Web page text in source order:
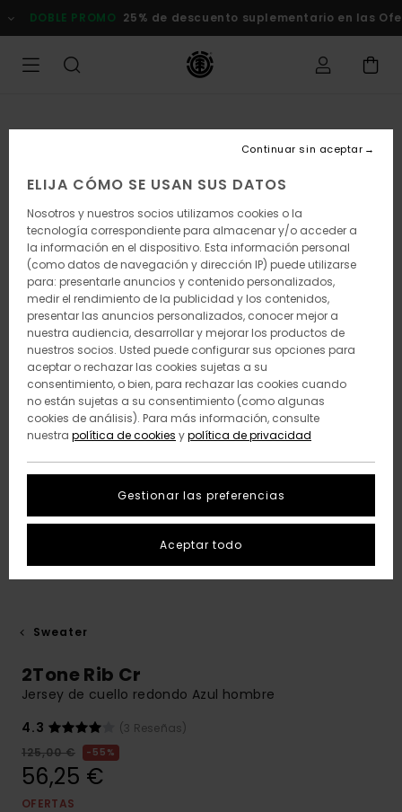
la
DOBLE PROMO 25% de descuento suplementario en las
Sweater
2Tone Rib Cr
Jersey de cuello redondo Azul hombre
4.3
(3 Reseñas)
125,00 €
55%
56,25 €
OFERTAS
ELIJA CÓMO SE USAN SUS DATOS
Nosotros y nuestros socios utilizamos cookies o la
tecnología correspondiente para almacenar y/o acceder a
la información en el dispositivo. Esta información personal
(como datos de navegación y dirección IP) puede utilizarse
para: presentarle anuncios y contenido personalizados,
medir el rendimiento de la publicidad y los contenidos,
presentar las anuncios personalizados, conocer mejor a
nuestra audiencia, desarrollar y mejorar los productos de
nuestros socios. Usted puede configurar sus opciones para
aceptar o rechazar las cookies sujetas a su
consentimiento, o bien, para rechazar las cookies cuando
no están sujetas a su consentimiento (como algunas
cookies de análisis). Para más información, consulte
nuestra política de cookies ypolítica de privacidad
Gestionar las preferencias
Continuar sin aceptar
Aceptar todo